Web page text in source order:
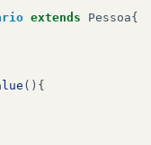
extends Pessoa{
(){